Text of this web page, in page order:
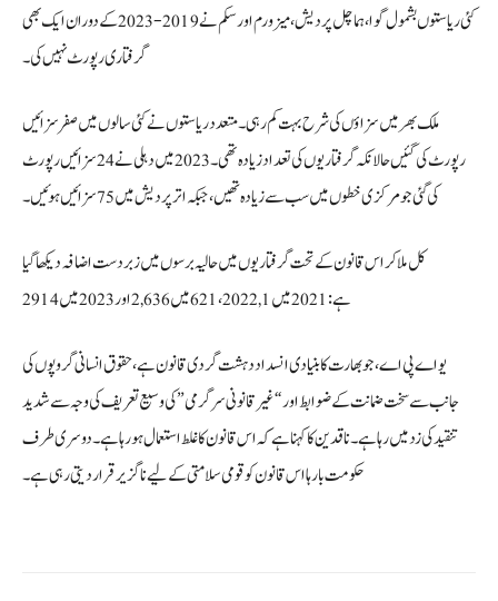
کئی ریاستوں بشمول گوا، ہماچل پردیش، میزورم اور سکم نے 2019-2023 کے دوران ایک بھی
گرفتاری رپورٹ نہیں کی۔
ملک بھر میں سزاؤں کی شرح بہت کم رہی۔متعدد ریاستوں نے کئی سالوں میں صفر سزائیں
رپورٹ کی گئیں حالانکہ گرفتاریوں کی تعداد زیادہ تھی۔ 2023 میں دہلی نے 24 سزائیں رپورٹ
کی گئی جو مرکزی خطوں میں سب سے زیادہ تھیں، جبکہ اتر پردیش میں 75 سزائیں ہوئیں۔
کل ملا کر اس قانون کے تحت گرفتاریوں میں حالیہ برسوں میں زبردست اضافہ دیکھا گیا
ہے: 2021 میں1, 621،2022 میں 2,636اور 2023 میں2914
یو اے پی اے، جو بھارت کا بنیادی انسداد دہشت گردی قانون ہے، حقوق انسانی گروپوں کی
جانب سے سخت ضمانت کے ضوابط اور “غیر قانونی سرگرمی” کی وسیع تعریف کی وجہ سے شدید
تنقید کی زد میں رہا ہے۔ ناقدین کا کہنا ہے کہ اس قانون کا غلط استعمال ہو رہا ہے۔ دوسری طرف
حکومت بارہا اس قانون کو قومی سلامتی کے لیے ناگزیر قرار دیتی رہی ہے۔